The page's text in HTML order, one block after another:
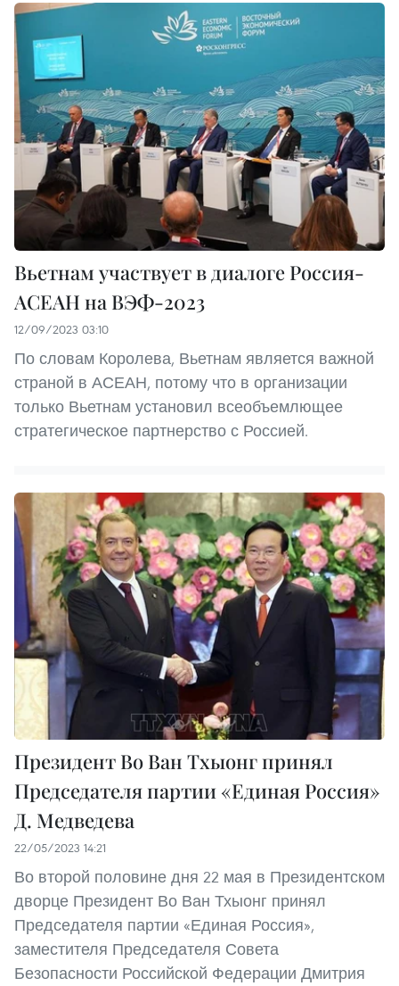
Вьетнам участвует в диалоге Россия-
АСЕАН на ВЭФ-2023
12/09/2023 03:10
По словам Королева, Вьетнам является важной
страной в АСЕАН, потому что в организации
только Вьетнам установил всеобъемлющее
стратегическое партнерство с Россией.
Президент Во Ван Тхыонг принял
Председателя партии «Единая Россия»
Д. Медведева
22/05/2023 14:21
Во второй половине дня 22 мая в Президентском
дворце Президент Во Ван Тхыонг принял
Председателя партии «Единая Россия»,
заместителя Председателя Совета
Безопасности Российской Федерации Дмитрия